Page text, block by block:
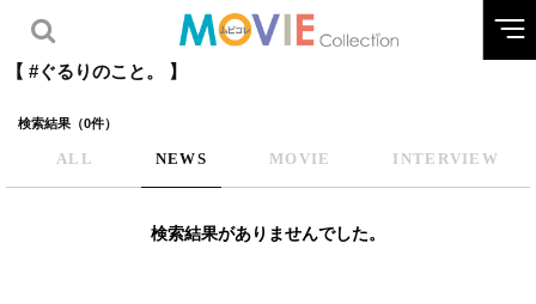
【 #ぐるりのこと。 】
検索結果（0件）
ALL NEWS MOVIE INTERVIEW
検索結果がありませんでした。